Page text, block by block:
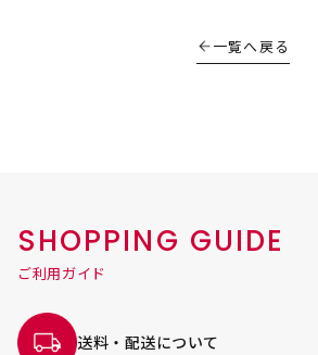
一覧へ戻る
SHOPPING GUIDE
ご利用ガイド
送料・配送について